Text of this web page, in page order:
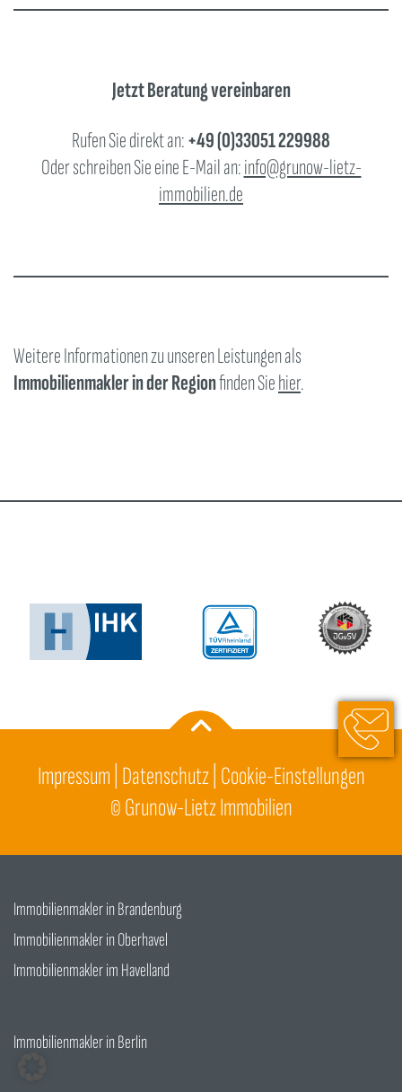
033051
Jetzt Beratung vereinbaren
Rufen Sie direkt an:+49 (0)33051 229988
Oder schreiben Sie eine E-Mail an:info@grunow-lietz-
immobilien.de
Weitere Informationen zu unseren Leistungen als
Immobilienmakler in der Regionfinden Siehier.
Impressum Datenschutz| Cookie-Einstellungen
©Grunow-Lietz Immobilien
Immobilienmakler in Brandenburg
Immobilienmakler in Oberhavel
Immobilienmakler im Havelland
Immobilienmakler in Berlin